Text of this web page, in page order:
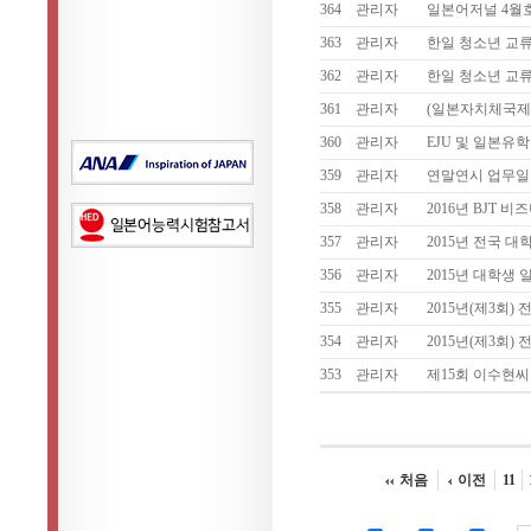
364 관리자
일본어저널 4월
363
관리자
한일 청소년 교
362
관리자
한일 청소년 교
361
관리자
(일본자치체국
360
관리자
EJU 및 일본유
359
관리자
연말연시 업무
358
관리자
2016년 BJT 비
357
관리자
2015년 전국 대
356
관리자
2015년 대학생
355
관리자
2015년(제3회)
354
관리자
2015년(제3회)
353
관리자 제15회 이수현
처음 이전 11